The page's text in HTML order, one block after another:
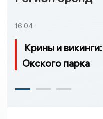
16:04
Крины и
Окского парка